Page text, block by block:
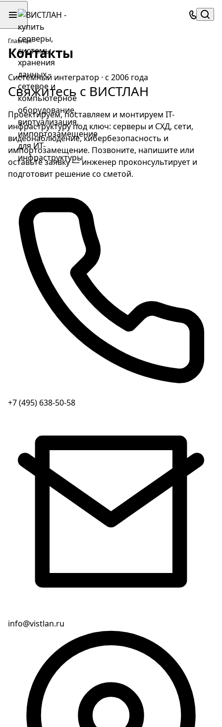
Главная
Контакты
Системный интегратор · с 2006 года
Свяжитесь с ВИСТЛАН
Проектируем, поставляем и монтируем IT-
инфраструктуру под ключ: серверы и СХД, сети,
видеонаблюдение, кибербезопасность и
импортозамещение. Позвоните, напишите или
оставьте заявку — инженер проконсультирует и
подготовит решение со сметой.
+7 (495) 638-50-58
info@vistlan.ru